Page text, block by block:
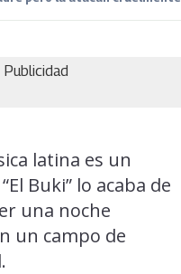
Publicidad
latina es un
Buki” lo acaba de
una noche
un campo de